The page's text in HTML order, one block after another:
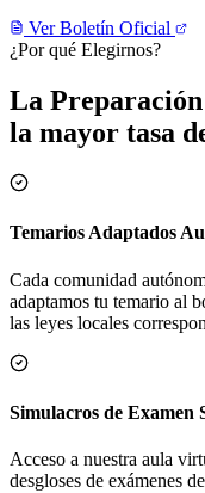
Ver Boletín Oficial
¿Por qué Elegirnos?
La
la mayor tasa
Temarios Adaptados
Cada comunidad
adaptamos tu temario al
las leyes locales
Simulacros de Examen
Acceso a nuestra aula
desgloses de exámenes